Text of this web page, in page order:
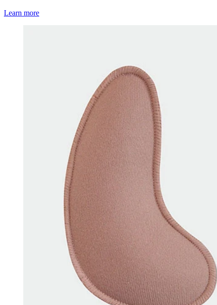
Learn more